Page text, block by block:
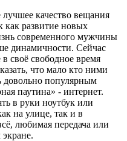
качество вещания
развитие новых
современного мужчины
динамичности. Сейчас
своё свободное время
что мало кто ними
довольно популярным
паутина» - интернет.
в руки ноутбук или
на улице, так и в
любимая передача или